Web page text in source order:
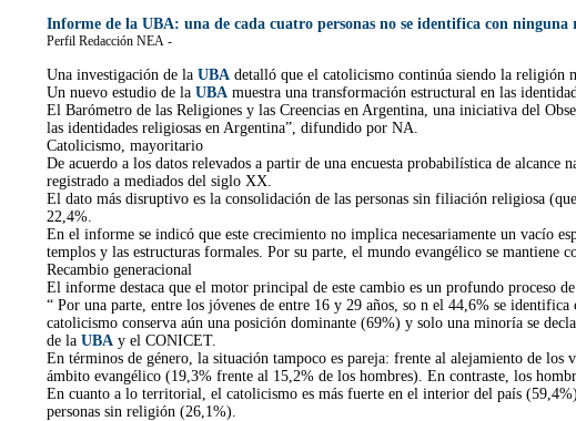
Informe de la UBA: una de cada cuatro personas no se identifica con ninguna
Perfil Redacción NEA -
Una investigación de la UBA detalló que el catolicismo continúa siendo la religión
Un nuevo estudio de la UBA muestra una transformación estructural en las
El Barómetro de las Religiones y las Creencias en Argentina, una iniciativa del
las identidades religiosas en Argentina”, difundido por NA.
Catolicismo, mayoritario
De acuerdo a los datos relevados a partir de una encuesta probabilística de
registrado a mediados del siglo XX.
El dato más disruptivo es la consolidación de las personas sin filiación religiosa
22,4%.
En el informe se indicó que este crecimiento no implica necesariamente un vacío
templos y las estructuras formales. Por su parte, el mundo evangélico se mantiene
Recambio generacional
El informe destaca que el motor principal de este cambio es un profundo proceso
“ Por una parte, entre los jóvenes de entre 16 y 29 años, so n el 44,6% se
catolicismo conserva aún una posición dominante (69%) y solo una minoría se
de la UBA y el CONICET.
En términos de género, la situación tampoco es pareja: frente al alejamiento de los
ámbito evangélico (19,3% frente al 15,2% de los hombres). En contraste, los
En cuanto a lo territorial, el catolicismo es más fuerte en el interior del país
personas sin religión (26,1%).